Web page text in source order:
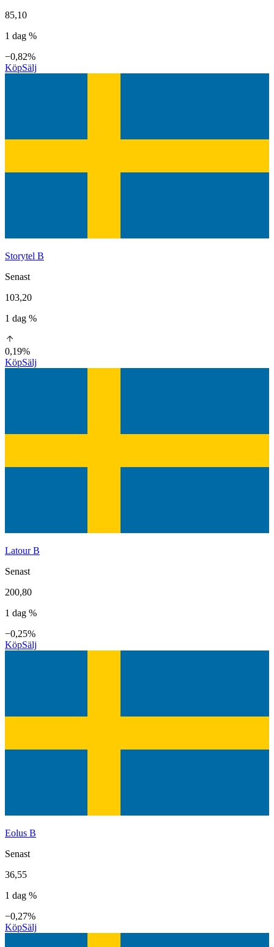
85,10
1 dag %
−0,82%
KöpSälj
Storytel B
Senast
103,20
1 dag %
0,19%
KöpSälj
Latour B
Senast
200,80
1 dag %
−0,25%
KöpSälj
Eolus B
Senast
36,55
1 dag %
−0,27%
KöpSälj